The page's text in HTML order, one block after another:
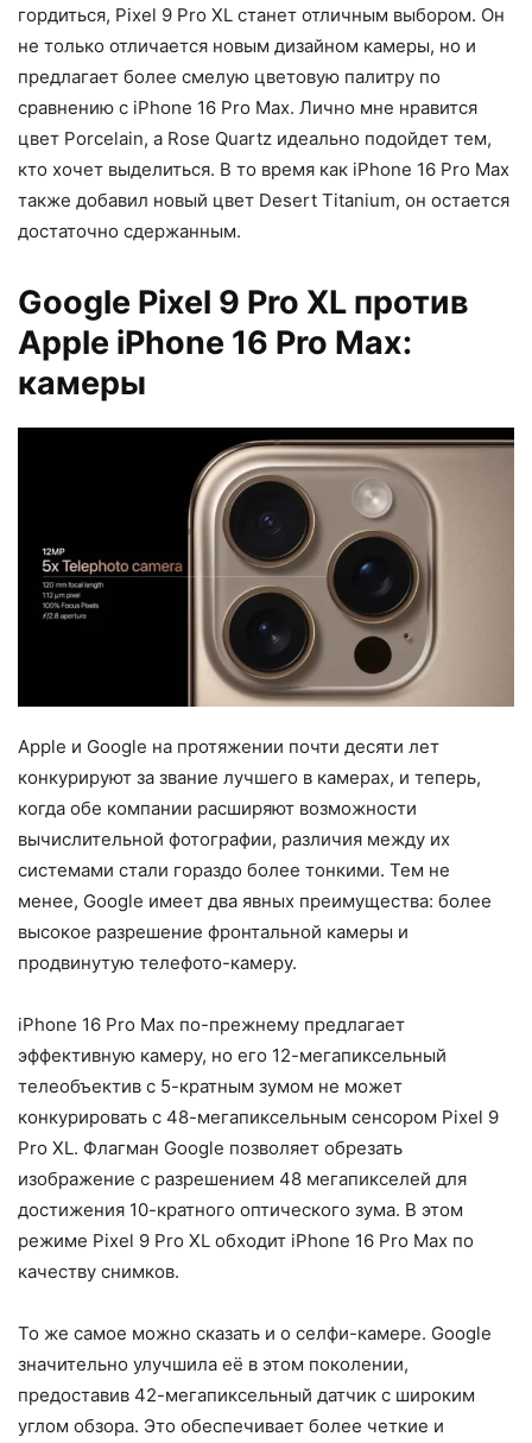
гордиться, Pixel 9 Pro XL станет отличным выбором. Он
не только отличается новым дизайном камеры, но и
предлагает более смелую цветовую палитру по
сравнению с iPhone 16 Pro Max. Лично мне нравится
цвет Porcelain, а Rose Quartz идеально подойдет тем,
кто хочет выделиться. В то время как iPhone 16 Pro Max
также добавил новый цвет Desert Titanium, он остается
достаточно сдержанным.
Google Pixel 9 Pro XL против
Apple iPhone 16 Pro Max:
камеры
Apple и Google на протяжении почти десяти лет
конкурируют за звание лучшего в камерах, и теперь,
когда обе компании расширяют возможности
вычислительной фотографии, различия между их
системами стали гораздо более тонкими. Тем не
менее, Google имеет два явных преимущества: более
высокое разрешение фронтальной камеры и
продвинутую телефото-камеру.
iPhone 16 Pro Max по-прежнему предлагает
эффективную камеру, но его 12-мегапиксельный
телеобъектив с 5-кратным зумом не может
конкурировать с 48-мегапиксельным сенсором Pixel 9
Pro XL. Флагман Google позволяет обрезать
изображение с разрешением 48 мегапикселей для
достижения 10-кратного оптического зума. В этом
режиме Pixel 9 Pro XL обходит iPhone 16 Pro Max по
качеству снимков.
То же самое можно сказать и о селфи-камере. Google
значительно улучшила её в этом поколении,
предоставив 42-мегапиксельный датчик с широким
углом обзора. Это обеспечивает более четкие и